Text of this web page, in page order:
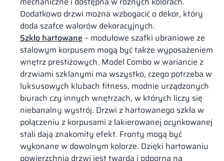
Dodatkowo drzwi można wzbogacić o dekor, który
doda szafce walorów dekoracyjnych.
Szkło hartowane – modułowe szafki ubraniowe ze
stalowym korpusem mogą być także wyposażeniem
wnętrz prestiżowych. Model Combo w wariancie z
drzwiami szklanymi ma wszystko, czego potrzeba w
luksusowych klubach fitness, modnie urządzonych
biurach czy innych wnętrzach, w których liczy się
niebanalny wystrój. Drzwi z hartowanego szkła w
połączeniu z korpusami z lakierowanej ocynkowanej
stali dają znakomity efekt. Fronty mogą być
wykonane w dowolnym kolorze. Dzięki hartowaniu
powierzchnia drzwi jest twarda i odporna na